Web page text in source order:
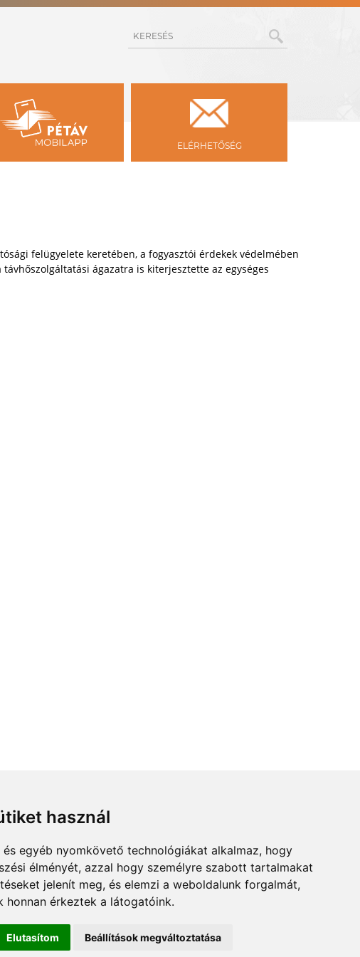
használ
egyéb nyomkövető technológiákat alkalmaz, hogy
élményét, azzal hogy személyre szabott tartalmakat
jelenít meg, és elemzi a weboldalunk forgalmát,
honnan érkeztek a látogatóink.
Elutasítom Beállítások megváltoztatása
KERESÉS
ELÉRHETŐSÉG
felügyelete keretében, a fogyasztói érdekek védelmében
ágazatra is kiterjesztette az egységes